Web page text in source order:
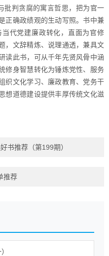
批判贪腐的寓言哲思，把为官一
正确政绩观的生动写照。书中兼
代党建廉政转化，直面为官修
，文辞精炼、说理通透，兼具文
读此书，可从千年先贤风骨中涵
修身智慧转化为锤炼党性、服务
织文化学习、廉政教育、党务干
想道德建设提供丰厚传统文化滋
书推荐（第199期）
推荐